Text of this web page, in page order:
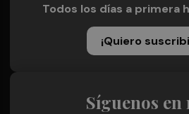
Todos los días a primera
¡Quiero
Síguenos en